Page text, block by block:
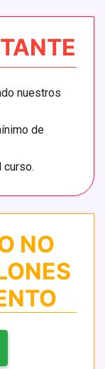
nuestros
de
curso.
NO